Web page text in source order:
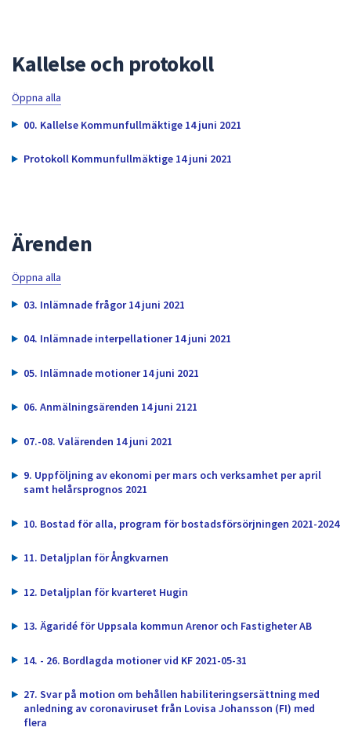
för
navigera
Kallelse och protokoll
Öppna alla
00. Kallelse Kommunfullmäktige 14 juni 2021
Protokoll Kommunfullmäktige 14 juni 2021
Ärenden
Öppna alla
03. Inlämnade frågor 14 juni 2021
04. Inlämnade interpellationer 14 juni 2021
05. Inlämnade motioner 14 juni 2021
06. Anmälningsärenden 14 juni 2121
07.-08. Valärenden 14 juni 2021
9. Uppföljning av ekonomi per mars och verksamhet per april
samt helårsprognos 2021
10. Bostad för alla, program för bostadsförsörjningen 2021-2024
11. Detaljplan för Ångkvarnen
12. Detaljplan för kvarteret Hugin
13. Ägaridé för Uppsala kommun Arenor och Fastigheter AB
14. - 26. Bordlagda motioner vid KF 2021-05-31
27. Svar på motion om behållen habiliteringsersättning med
anledning av coronaviruset från Lovisa Johansson (FI) med
flera